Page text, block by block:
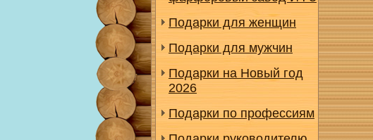
Подарки для женщин
Подарки для мужчин
Подарки на Новый год
2026
Подарки по профессиям